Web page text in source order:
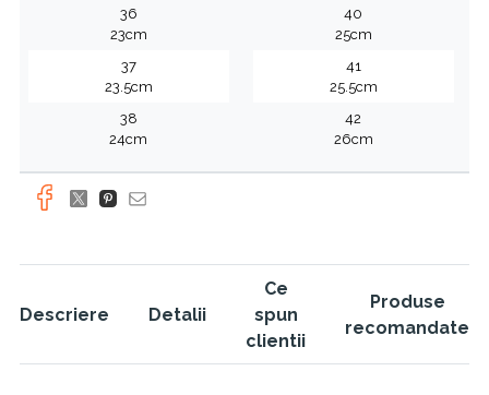
36
23cm
37
23.5cm
38
24cm
40
25cm
41
25.5cm
42
26cm
Descriere Detalii
Ce
spun
clientii
Produse
recomandate